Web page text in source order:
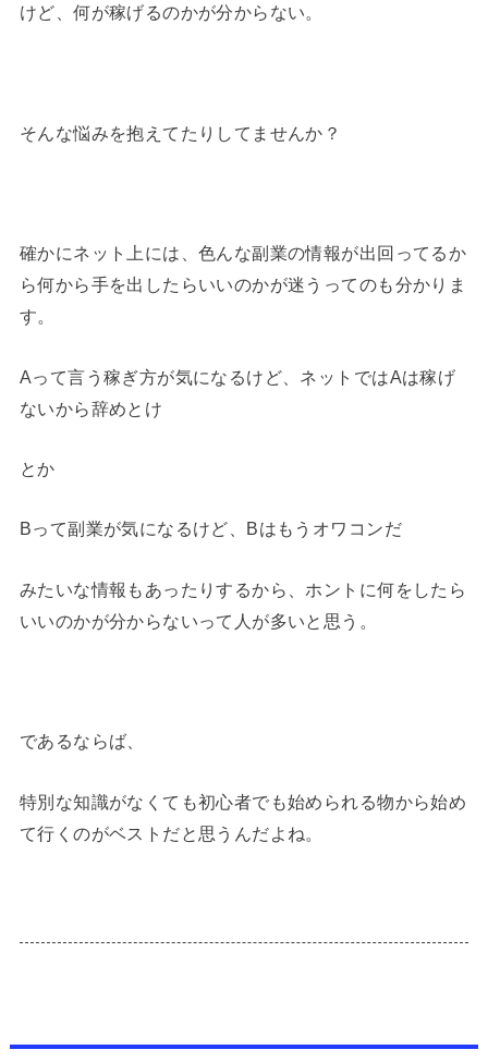
けど、何が稼げるのかが分からない。
そんな悩みを抱えてたりしてませんか？
確かにネット上には、色んな副業の情報が出回ってるか
ら何から手を出したらいいのかが迷うってのも分かりま
す。
Aって言う稼ぎ方が気になるけど、ネットではAは稼げ
ないから辞めとけ
とか
Bって副業が気になるけど、Bはもうオワコンだ
みたいな情報もあったりするから、ホントに何をしたら
いいのかが分からないって人が多いと思う。
であるならば、
特別な知識がなくても初心者でも始められる物から始め
て行くのがベストだと思うんだよね。